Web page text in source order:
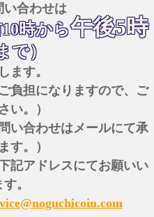
い合わせは
10時から午後5時
で）
ます。
負担になりますので、ご
い。）
い合わせはメールにて承
す。）
記アドレスにてお願いい
。